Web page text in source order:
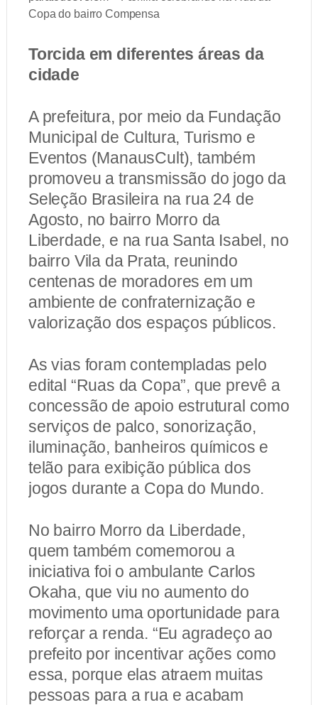
Copa do bairro Compensa
Torcida em diferentes áreas da
cidade
A prefeitura, por meio da Fundação
Municipal de Cultura, Turismo e
Eventos (ManausCult), também
promoveu a transmissão do jogo da
Seleção Brasileira na rua 24 de
Agosto, no bairro Morro da
Liberdade, e na rua Santa Isabel, no
bairro Vila da Prata, reunindo
centenas de moradores em um
ambiente de confraternização e
valorização dos espaços públicos.
As vias foram contempladas pelo
edital “Ruas da Copa”, que prevê a
concessão de apoio estrutural como
serviços de palco, sonorização,
iluminação, banheiros químicos e
telão para exibição pública dos
jogos durante a Copa do Mundo.
No bairro Morro da Liberdade,
quem também comemorou a
iniciativa foi o ambulante Carlos
Okaha, que viu no aumento do
movimento uma oportunidade para
reforçar a renda. “Eu agradeço ao
prefeito por incentivar ações como
essa, porque elas atraem muitas
pessoas para a rua e acabam